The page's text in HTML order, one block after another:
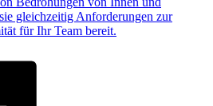
gleichzeitig Anforderungen zur
für Ihr Team bereit.